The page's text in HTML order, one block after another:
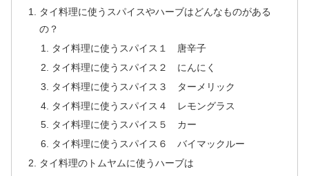
タイ料理に使うスパイスやハーブはどんなものがある
の？
タイ料理に使うスパイス１ 唐辛子
タイ料理に使うスパイス２ にんにく
タイ料理に使うスパイス３ ターメリック
タイ料理に使うスパイス４ レモングラス
タイ料理に使うスパイス５ カー
タイ料理に使うスパイス６ バイマックルー
タイ料理のトムヤムに使うハーブは